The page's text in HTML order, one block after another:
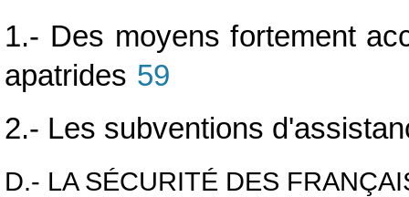
1.- Des moyens fortement
apatrides 59
2.- Les subventions
D.- LA SÉCURITÉ DES